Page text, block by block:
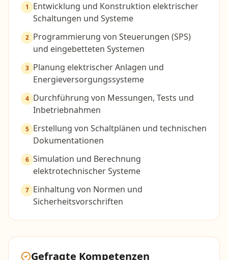
1
Entwicklung und Konstruktion elektrischer
Schaltungen und Systeme
2 Programmierung von Steuerungen (SPS)
und eingebetteten Systemen
3 Planung elektrischer Anlagen und
Energieversorgungssysteme
4 Durchführung von Messungen, Tests und
Inbetriebnahmen
5 Erstellung von Schaltplänen und technischen
Dokumentationen
6 Simulation und Berechnung
elektrotechnischer Systeme
7 Einhaltung von Normen und
Sicherheitsvorschriften
Gefragte Kompetenzen